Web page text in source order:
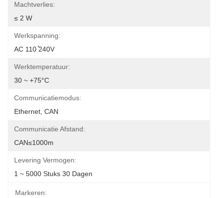
Machtverlies:
≤ 2 W
Werkspanning:
AC 110 ̊240V
Werktemperatuur:
30 ~ +75°C
Communicatiemodus:
Ethernet, CAN
Communicatie Afstand:
CAN≤1000m
Levering Vermogen:
1 ~ 5000 Stuks 30 Dagen
Markeren: